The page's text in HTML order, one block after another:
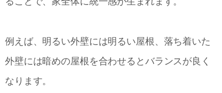
例えば、明るい外壁には明るい屋根、落ち着いた
外壁には暗めの屋根を合わせるとバランスが良く
なります。